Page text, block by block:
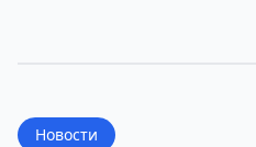
Новости